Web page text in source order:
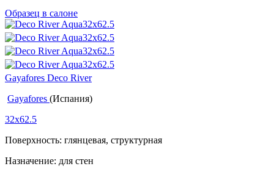
Образец в салоне
Gayafores Deco River
Gayafores (Испания)
32x62.5
Поверхность: глянцевая, структурная
Назначение: для стен